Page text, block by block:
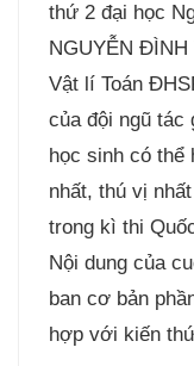
thứ 2 đại học
NGUYỄN
Vật lí Toán
của đội ngũ tác
học sinh có thể
nhất, thú vị
trong kì thi
Nội dung của
ban cơ bản
hợp với kiến